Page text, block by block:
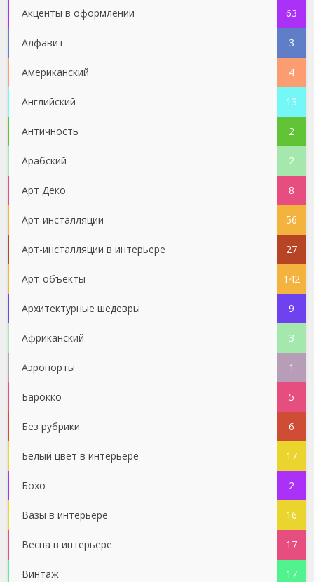
Акценты в оформлении 63
Алфавит 3
Американский 4
Английский 13
Античность 2
Арабский 2
Арт Деко 8
Арт-инсталляции 56
Арт-инсталляции в интерьере 27
Арт-объекты 142
Архитектурные шедевры 9
Африканский 3
Аэропорты 1
Барокко 5
Без рубрики 6
Белый цвет в интерьере 17
Бохо 2
Вазы в интерьере 16
Весна в интерьере 17
Винтаж 17